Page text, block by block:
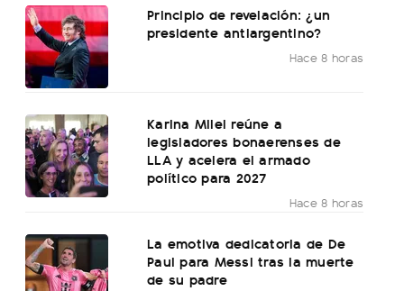
Principio de revelación: ¿un
presidente antiargentino?
Hace 8 horas
Karina Milei reúne a
legisladores bonaerenses de
LLA y acelera el armado
político para 2027
Hace 8 horas
La emotiva dedicatoria de De
Paul para Messi tras la muerte
de su padre